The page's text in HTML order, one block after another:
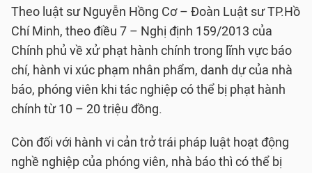
Theo luật sư Nguyễn Hồng Cơ – Đoàn Luật sư TP.Hồ
Chí Minh, theo điều 7 – Nghị định 159/2013 của
Chính phủ về xử phạt hành chính trong lĩnh vực báo
chí, hành vi xúc phạm nhân phẩm, danh dự của nhà
báo, phóng viên khi tác nghiệp có thể bị phạt hành
chính từ 10 – 20 triệu đồng.
Còn đối với hành vi cản trở trái pháp luật hoạt động
nghề nghiệp của phóng viên, nhà báo thì có thể bị